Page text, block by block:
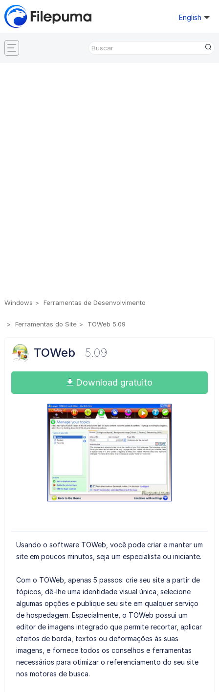
English
Windows Ferramentas de Desenvolvimento
Ferramentas do Site TOWeb 5.09
TOWeb 5.09
Download gratuito
Usando o software TOWeb, você pode criar e manter um
site em poucos minutos, seja um especialista ou iniciante.
Com o TOWeb, apenas 5 passos: crie seu site a partir de
tópicos, dê-lhe uma identidade visual única, selecione
algumas opções e publique seu site em qualquer serviço
de hospedagem. Especialmente, o TOWeb possui um
editor de imagens integrado que permite recortar, aplicar
efeitos de borda, textos ou deformações às suas
imagens, e fornece todos os conselhos e ferramentas
necessários para otimizar o referenciamento do seu site
nos motores de busca.